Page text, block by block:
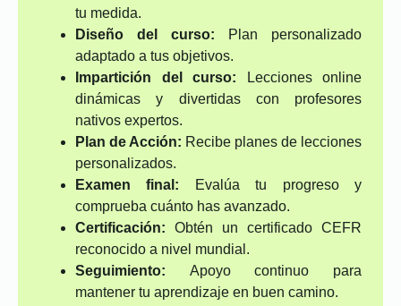
tu medida.
Diseño del curso: Plan personalizado
adaptado a tus objetivos.
Impartición del curso: Lecciones online
dinámicas y divertidas con profesores
nativos expertos.
Plan de Acción: Recibe planes de lecciones
personalizados.
Examen final: Evalúa tu progreso y
comprueba cuánto has avanzado.
Certificación: Obtén un certificado CEFR
reconocido a nivel mundial.
Seguimiento: Apoyo continuo para
mantener tu aprendizaje en buen camino.